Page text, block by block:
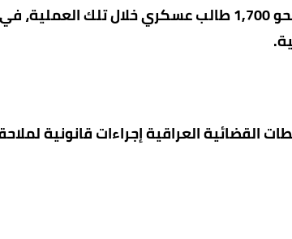
تشير التقديرات الرسمية والحقوقية إلى مقتل نحو 1,700 طالب عسكري
القضائية العراقية إجراءات قانونية